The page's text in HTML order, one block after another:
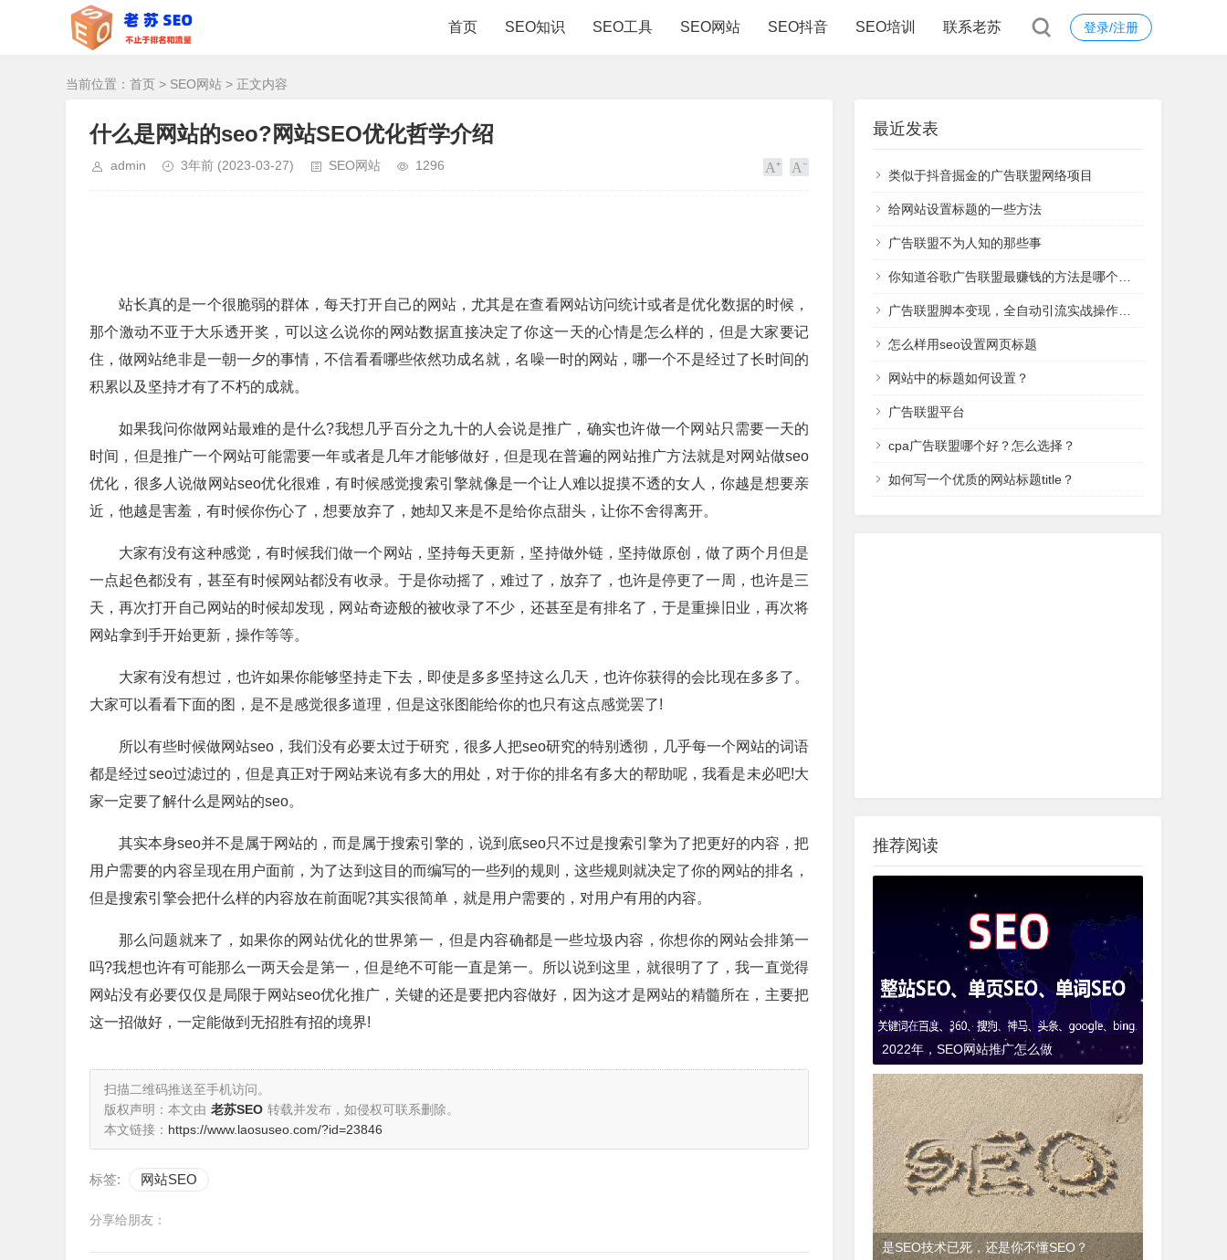
登录/注册
首页 SEO知识 SEO工具 SEO网站 SEO抖音 SEO培训 联系老苏
当前位置： 首页 > SEO网站 > 正文内容
什么是网站的seo?网站SEO优化哲学介绍
admin 3年前 (2023-03-27) SEO网站 1296
站长真的是一个很脆弱的群体，每天打开自己的网站，尤其是在查看网站访问统计或者是优化数据的时候，
那个激动不亚于大乐透开奖，可以这么说你的网站数据直接决定了你这一天的心情是怎么样的，但是大家要记
住，做网站绝非是一朝一夕的事情，不信看看哪些依然功成名就，名噪一时的网站，哪一个不是经过了长时间的
积累以及坚持才有了不朽的成就。
如果我问你做网站最难的是什么?我想几乎百分之九十的人会说是推广，确实也许做一个网站只需要一天的
时间，但是推广一个网站可能需要一年或者是几年才能够做好，但是现在普遍的网站推广方法就是对网站做seo
优化，很多人说做网站seo优化很难，有时候感觉搜索引擎就像是一个让人难以捉摸不透的女人，你越是想要亲
近，他越是害羞，有时候你伤心了，想要放弃了，她却又来是不是给你点甜头，让你不舍得离开。
大家有没有这种感觉，有时候我们做一个网站，坚持每天更新，坚持做外链，坚持做原创，做了两个月但是
一点起色都没有，甚至有时候网站都没有收录。于是你动摇了，难过了，放弃了，也许是停更了一周，也许是三
天，再次打开自己网站的时候却发现，网站奇迹般的被收录了不少，还甚至是有排名了，于是重操旧业，再次将
网站拿到手开始更新，操作等等。
大家有没有想过，也许如果你能够坚持走下去，即使是多多坚持这么几天，也许你获得的会比现在多多了。
大家可以看看下面的图，是不是感觉很多道理，但是这张图能给你的也只有这点感觉罢了!
所以有些时候做网站seo，我们没有必要太过于研究，很多人把seo研究的特别透彻，几乎每一个网站的词语
都是经过seo过滤过的，但是真正对于网站来说有多大的用处，对于你的排名有多大的帮助呢，我看是未必吧!大
家一定要了解什么是网站的seo。
其实本身seo并不是属于网站的，而是属于搜索引擎的，说到底seo只不过是搜索引擎为了把更好的内容，把
用户需要的内容呈现在用户面前，为了达到这目的而编写的一些列的规则，这些规则就决定了你的网站的排名，
但是搜索引擎会把什么样的内容放在前面呢?其实很简单，就是用户需要的，对用户有用的内容。
那么问题就来了，如果你的网站优化的世界第一，但是内容确都是一些垃圾内容，你想你的网站会排第一
吗?我想也许有可能那么一两天会是第一，但是绝不可能一直是第一。所以说到这里，就很明了了，我一直觉得
网站没有必要仅仅是局限于网站seo优化推广，关键的还是要把内容做好，因为这才是网站的精髓所在，主要把
这一招做好，一定能做到无招胜有招的境界!
扫描二维码推送至手机访问。
版权声明：本文由 老苏SEO 转载并发布，如侵权可联系删除。
本文链接： https://www.laosuseo.com/?id=23846
标签: 网站SEO
分享给朋友：
最近发表
类似于抖音掘金的广告联盟网络项目
给网站设置标题的一些方法
广告联盟不为人知的那些事
你知道谷歌广告联盟最赚钱的方法是哪个吗？
广告联盟脚本变现，全自动引流实战操作日赚1000+（全套课程）
怎么样用seo设置网页标题
网站中的标题如何设置？
广告联盟平台
cpa广告联盟哪个好？怎么选择？
如何写一个优质的网站标题title？
推荐阅读
2022年，SEO网站推广怎么做
9年前(2017-01-23) SEO知识
是SEO技术已死，还是你不懂SEO？